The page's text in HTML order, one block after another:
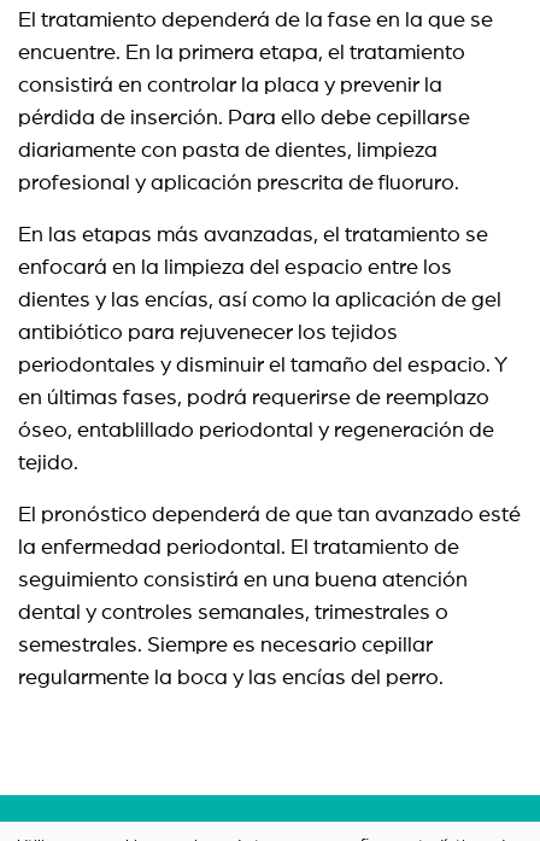
El tratamiento dependerá de la fase en la que se
encuentre. En la primera etapa, el tratamiento
consistirá en controlar la placa y prevenir la
pérdida de inserción. Para ello debe cepillarse
diariamente con pasta de dientes, limpieza
profesional y aplicación prescrita de fluoruro.
En las etapas más avanzadas, el tratamiento se
enfocará en la limpieza del espacio entre los
dientes y las encías, así como la aplicación de gel
antibiótico para rejuvenecer los tejidos
periodontales y disminuir el tamaño del espacio. Y
en últimas fases, podrá requerirse de reemplazo
óseo, entablillado periodontal y regeneración de
tejido.
El pronóstico dependerá de que tan avanzado esté
la enfermedad periodontal. El tratamiento de
seguimiento consistirá en una buena atención
dental y controles semanales, trimestrales o
semestrales. Siempre es necesario cepillar
regularmente la boca y las encías del perro.